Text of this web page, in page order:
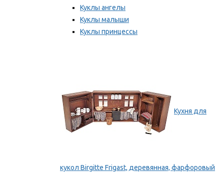
Куклы ангелы
Куклы малыши
Куклы принцессы
Кухня для
кукол Birgitte Frigast, деревянная, фарфоровый